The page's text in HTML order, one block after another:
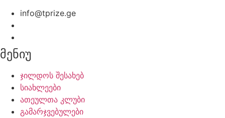
info@tprize.ge
მენიუ
ჯილდოს შესახებ
სიახლეები
ათეულთა კლუბი
გამარჯვებულები